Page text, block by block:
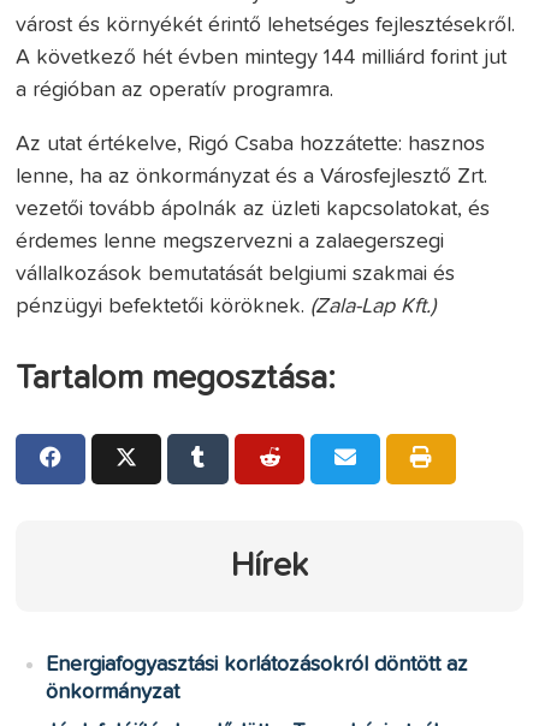
várost és környékét érintő lehetséges fejlesztésekről.
A következő hét évben mintegy 144 milliárd forint jut
a régióban az operatív programra.
Az utat értékelve, Rigó Csaba hozzátette: hasznos
lenne, ha az önkormányzat és a Városfejlesztő Zrt.
vezetői tovább ápolnák az üzleti kapcsolatokat, és
érdemes lenne megszervezni a zalaegerszegi
vállalkozások bemutatását belgiumi szakmai és
pénzügyi befektetői köröknek. (Zala-Lap Kft.)
Tartalom megosztása:
Hírek
Energiafogyasztási korlátozásokról döntött az
önkormányzat